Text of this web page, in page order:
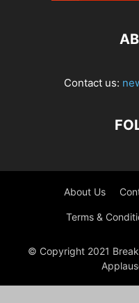
Contact us:
About Us
Terms &
© Copyright 2021